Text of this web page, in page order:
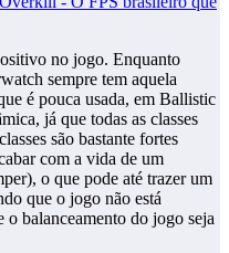
no jogo. Enquanto
sempre tem aquela
é pouca usada, em Ballistic
já que todas as classes
são bastante fortes
com a vida de um
o que pode até trazer um
que o jogo não está
o balanceamento do jogo seja